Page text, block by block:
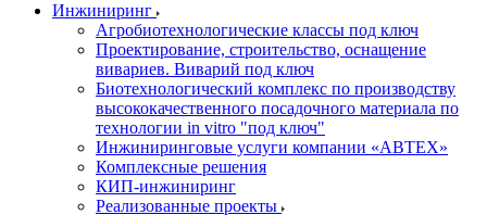
Инжиниринг
Агробиотехнологические классы под ключ
Проектирование, строительство, оснащение
вивариев. Виварий под ключ
Биотехнологический комплекс по производству
высококачественного посадочного материала по
технологии in vitro "под ключ"
Инжиниринговые услуги компании «АВТЕХ»
Комплексные решения
КИП-инжиниринг
Реализованные проекты